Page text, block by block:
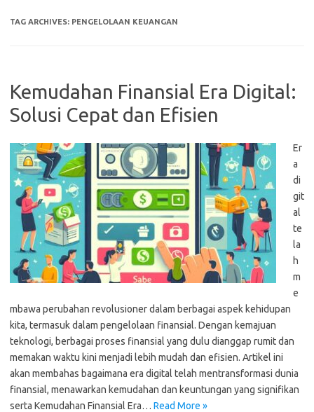
TAG ARCHIVES: PENGELOLAAN KEUANGAN
Kemudahan Finansial Era Digital:
Solusi Cepat dan Efisien
Er
a
di
git
al
te
la
h
m
e
mbawa perubahan revolusioner dalam berbagai aspek kehidupan
kita, termasuk dalam pengelolaan finansial. Dengan kemajuan
teknologi, berbagai proses finansial yang dulu dianggap rumit dan
memakan waktu kini menjadi lebih mudah dan efisien. Artikel ini
akan membahas bagaimana era digital telah mentransformasi dunia
finansial, menawarkan kemudahan dan keuntungan yang signifikan
serta Kemudahan Finansial Era… Read More »